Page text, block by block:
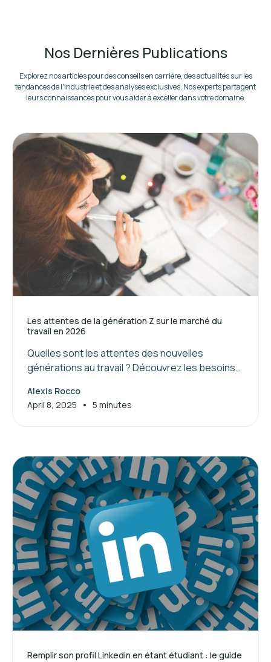
Nos Dernières Publications
Explorez nos articles pour des conseils en carrière, des actualités sur les
tendances de l'industrie et des analyses exclusives. Nos experts partagent
leurs connaissances pour vous aider à exceller dans votre domaine.
Les attentes de la génération Z sur le marché du
travail en 2026
Quelles sont les attentes des nouvelles
générations au travail ? Découvrez les besoins
manager ces jeunes talents.
Alexis Rocco
April 8, 2025
• 5 minutes
Remplir son profil Linkedin en étant étudiant : le guide